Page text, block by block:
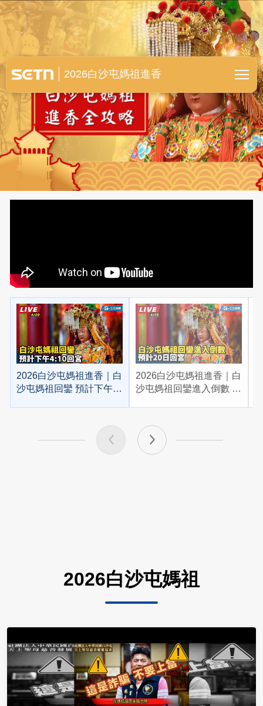
白沙屯媽祖進香全紀錄
2026白沙屯媽祖進香
2026白沙屯媽祖進香｜白
沙屯媽祖回鑾 預計下午
2026白沙屯媽祖進香｜白
沙屯媽祖回鑾進入倒數 預
2026白沙屯媽祖